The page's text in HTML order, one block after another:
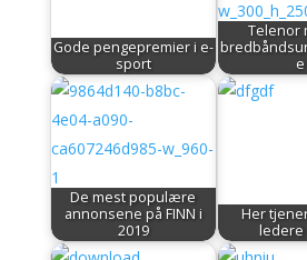
Gode pengepremier i e-
sport
Telenor
e
De mest populære
annonsene på FINN i
2019
Her
ledere